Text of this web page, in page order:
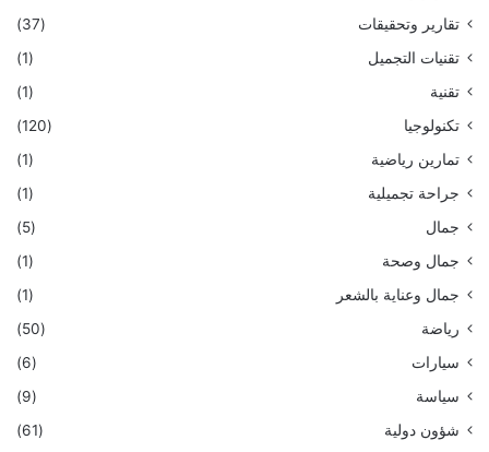
تقارير وتحقيقات
(37)
تقنيات التجميل
(1)
تقنية
(1)
تكنولوجيا
(120)
تمارين رياضية
(1)
جراحة تجميلية
(1)
جمال
(5)
جمال وصحة
(1)
جمال وعناية بالشعر
(1)
رياضة
(50)
سيارات
(6)
سياسة
(9)
شؤون دولية
(61)